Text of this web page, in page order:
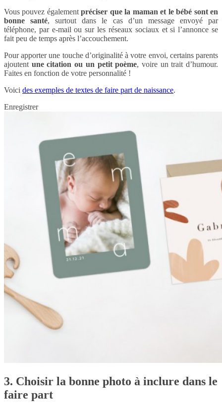
Vous pouvez égalementpréciser que la maman et le bébé sont en
bonne santé, surtout dans le cas d’un message envoyé par
téléphone, par e-mail ou sur les réseaux sociaux et si l’annonce se
fait peu de temps après l’accouchement.
Pour apporter une touche d’originalité à votre envoi, certains parents
ajoutent une citation ou un petit poème, voire un trait d’humour.
Faites en fonction de votre personnalité !
Voici des exemples de textes de faire part de naissance.
Enregistrer
3. Choisir la bonne photo à inclure dans le
faire part